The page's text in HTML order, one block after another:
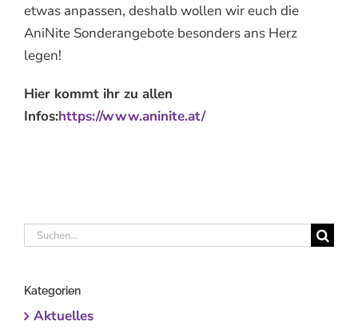
etwas anpassen, deshalb wollen wir euch die
AniNite Sonderangebote besonders ans Herz
legen!
Hier kommt ihr zu allen
Infos:https://www.aninite.at/
Suche
Kategorien
Aktuelles